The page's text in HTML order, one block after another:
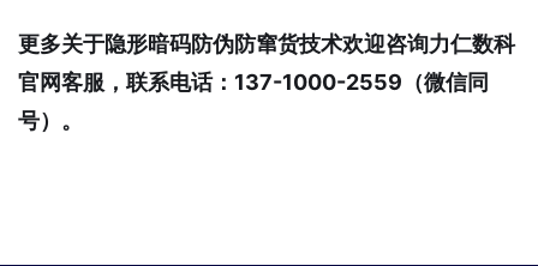
更多关于隐形暗码防伪防窜货技术欢迎咨询力仁数科
官网客服，联系电话：137-1000-2559（微信同
号）。